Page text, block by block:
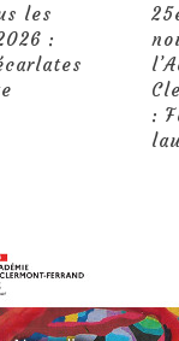
les
:
: